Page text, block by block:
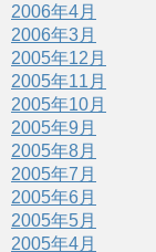
2006年4月
2006年3月
2005年12月
2005年11月
2005年10月
2005年9月
2005年8月
2005年7月
2005年6月
2005年5月
2005年4月